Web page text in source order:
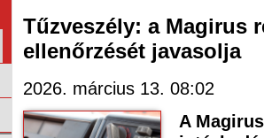
Tűzveszély: a Magirus
ellenőrzését javasolja
2026. március 13. 08:02
A